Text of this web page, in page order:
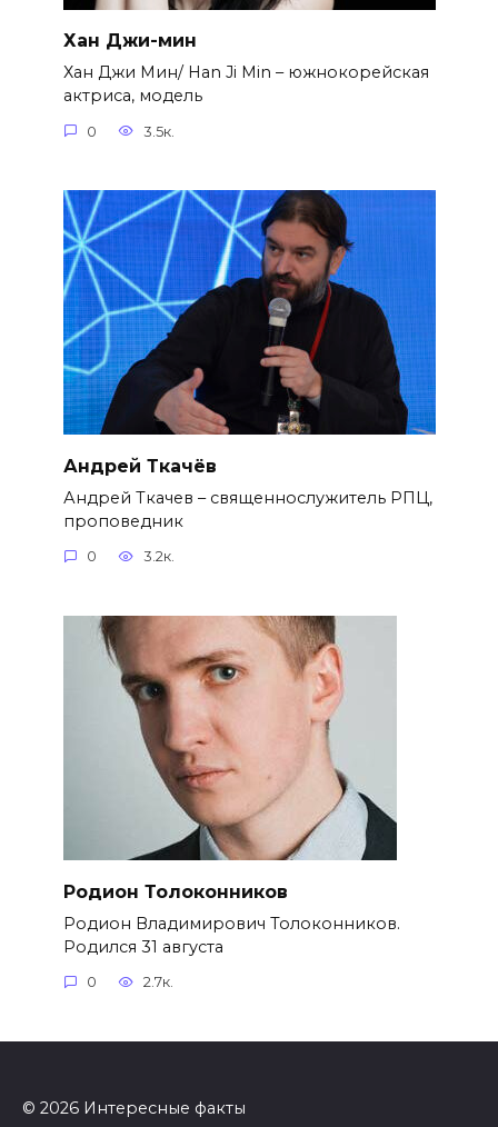
Хан Джи-мин
Хан Джи Мин/ Han Ji Min – южнокорейская
актриса, модель
0 3.5к.
Андрей Ткачёв
Андрей Ткачев – священнослужитель РПЦ,
проповедник
0 3.2к.
Родион Толоконников
Родион Владимирович Толоконников.
Родился 31 августа
0 2.7к.
© 2026 Интересные факты